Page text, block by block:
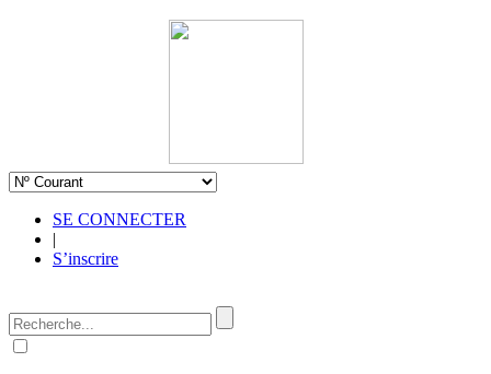
SE CONNECTER
|
S’inscrire